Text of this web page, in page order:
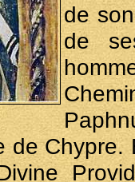
de
de
de Chypre.